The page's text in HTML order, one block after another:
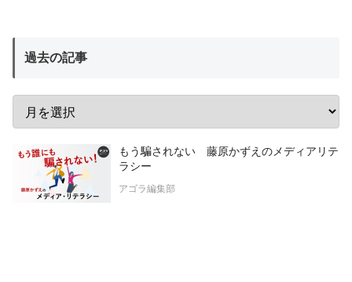
過去の記事
もう騙されない 藤原かずえのメディアリテ
ラシー
アゴラ編集部